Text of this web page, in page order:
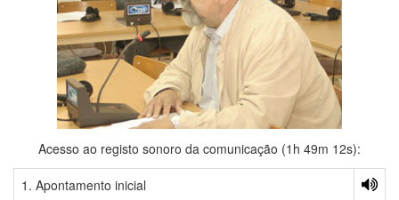
Acesso ao registo sonoro da comunicação (1h 49m 12s):
1. Apontamento inicial